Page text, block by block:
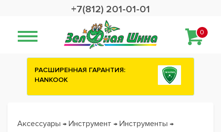
+7(812) 201-01-01
0
РАСШИРЕННАЯ ГАРАНТИЯ:
HANKOOK
Аксессуары → Инструмент → Инструменты →